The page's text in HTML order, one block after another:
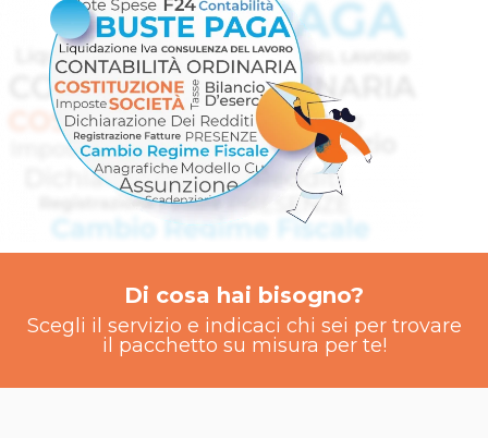
Di cosa hai bisogno?
Scegli il servizio e indicaci chi sei per trovare
il pacchetto su misura per te!